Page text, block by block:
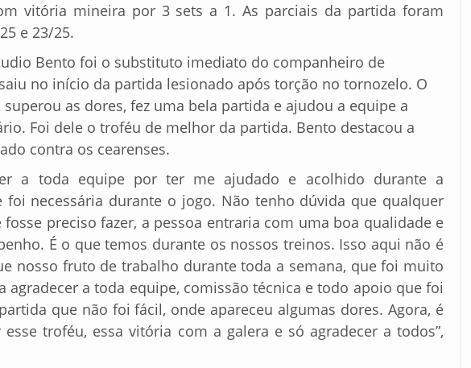
vitória mineira por 3 sets a 1. As parciais da partida foram
e 23/25.
Bento foi o substituto imediato do companheiro de
no início da partida lesionado após torção no tornozelo. O
as dores, fez uma bela partida e ajudou a equipe a
Foi dele o troféu de melhor da partida. Bento destacou a
contra os cearenses.
a toda equipe por ter me ajudado e acolhido durante a
foi necessária durante o jogo. Não tenho dúvida que qualquer
preciso fazer, a pessoa entraria com uma boa qualidade e
É o que temos durante os nossos treinos. Isso aqui não é
nosso fruto de trabalho durante toda a semana, que foi muito
agradecer a toda equipe, comissão técnica e todo apoio que foi
que não foi fácil, onde apareceu algumas dores. Agora, é
troféu, essa vitória com a galera e só agradecer a todos”,